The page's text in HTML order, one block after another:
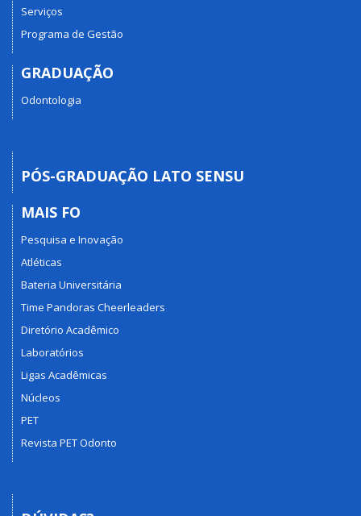
Serviços
Programa de Gestão
GRADUAÇÃO
Odontologia
PÓS-GRADUAÇÃO LATO SENSU
MAIS FO
Pesquisa e Inovação
Atléticas
Bateria Universitária
Time Pandoras Cheerleaders
Diretório Acadêmico
Laboratórios
Ligas Acadêmicas
Núcleos
PET
Revista PET Odonto